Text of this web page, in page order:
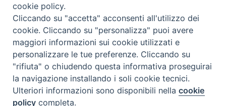
Superbo
Nasce la Consulta Diocesana delle Aggregazioni Laicali di Castellaneta
Archivio comunicati stampa
2026 © Diocesi di Castellaneta
cookie policy.
Cliccando su "accetta" acconsenti all'utilizzo dei
cookie. Cliccando su "personalizza" puoi avere
maggiori informazioni sui cookie utilizzati e
personalizzare le tue preferenze. Cliccando su
"rifiuta" o chiudendo questa informativa proseguirai
la navigazione installando i soli cookie tecnici.
Ulteriori informazioni sono disponibili nellacookie
policy completa.